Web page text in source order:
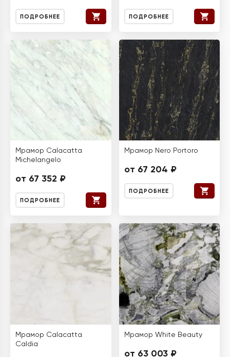
ПОДРОБНЕЕ ПОДРОБНЕЕ
Мрамор Calacatta
Michelangelo
от 67 352 ₽
ПОДРОБНЕЕ
Мрамор Nero Portoro
от 67 204 ₽
ПОДРОБНЕЕ
Мрамор Calacatta
Caldia
Мрамор White Beauty
от 63 003 ₽